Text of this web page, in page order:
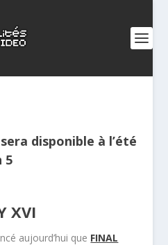
disponible à l’été
5
XVI
aujourd’hui que FINAL